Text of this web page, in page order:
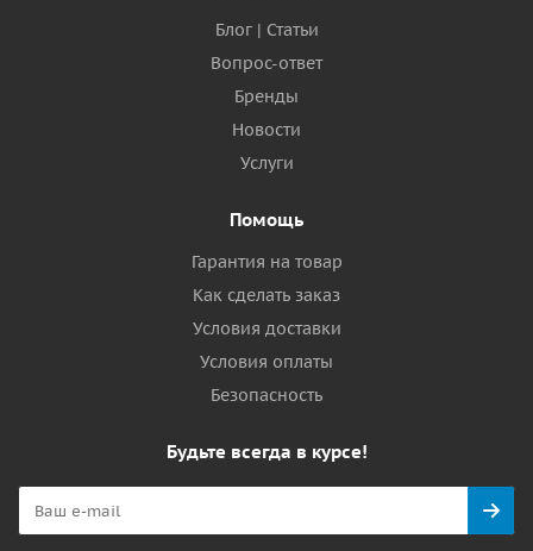
Блог | Статьи
Вопрос-ответ
Бренды
Новости
Услуги
Помощь
Гарантия на товар
Как сделать заказ
Условия доставки
Условия оплаты
Безопасность
Будьте всегда в курсе!